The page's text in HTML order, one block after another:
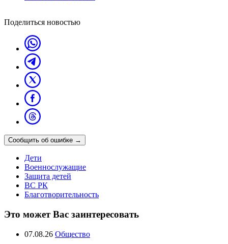
Поделиться новостью
Сообщить об ошибке →
Дети
Военнослужащие
Защита детей
ВС РК
Благотворительность
Это может Вас заинтересовать
07.08.26 Общество